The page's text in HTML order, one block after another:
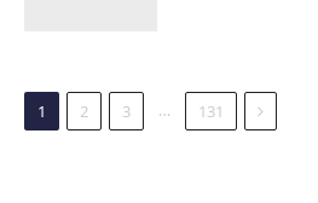
1 2 3 … 131 Next